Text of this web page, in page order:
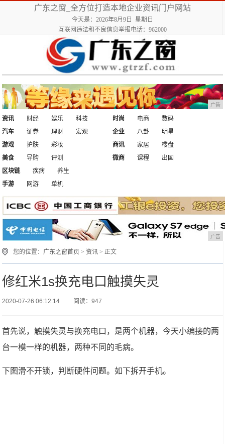
广东之窗_全方位打造本地企业资讯门户网站
今天是：2026年8月9日 星期日
互联网违法和不良信息举报电话：962000
广告
资讯 财经 娱乐
科技
汽车
证券 理财 宏观
时尚 电商
数码
企业
八卦
明星
游戏
护肤
彩妆
美食
导购 评测
商讯 家居
楼盘
微商
课程
出国
区块链
疾病
养生
手游
网游 单机
广告
您的位置： 广东之窗首页 >资讯 > 正文
修红米1s换充电口触摸失灵
2020-07-26 06:12:14 阅读：947
首先说，触摸失灵与换充电口，是两个机器，今天小编接的两
台一模一样的机器，两种不同的毛病。
下图滑不开锁，判断硬件问题。如下拆开手机。